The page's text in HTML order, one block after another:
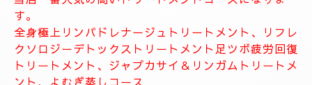
お体が軽くなり、とても癒されます。
精神的にお疲れの方におすすめ致します。
１２０分⇒¥30000⇒¥27000
１５０分⇒¥35000⇒¥33000
❖❖❖❖❖❖❖